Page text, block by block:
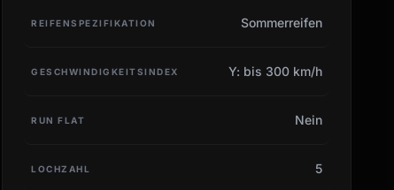
REIFENSPEZIFIKATION Sommerreifen
GESCHWINDIGKEITSINDEX Y: bis 300 km/h
RUN FLAT Nein
LOCHZAHL 5